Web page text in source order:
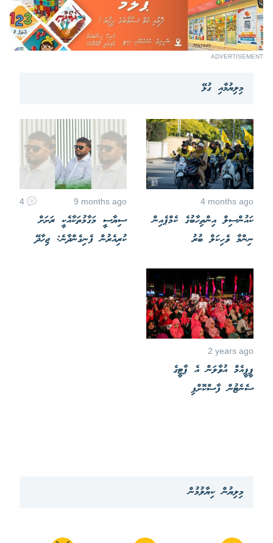
ADVERTISEMENT
މިލިޔުމާއި ގުޅޭ
4 months ago
ކައުންސިލް އިންތިހާބުގެ ކެމްޕެއިން
ނިންމާ ވެހިކަލް ބުރު
9 months ago
4
ސިޔާސީ މަގާމުތަކާއެކީ ރަށަށް
ކުރިއެރުން ފެނިގެންދާނެ: ޖިހާދޭ
2 years ago
ޕީޕީއެމް އުވާލަން އެ ޕާޓީގެ
ސެނެޓުން ފާސްކޮށްފި
މިލިޔުން ކިޔާލުމުން